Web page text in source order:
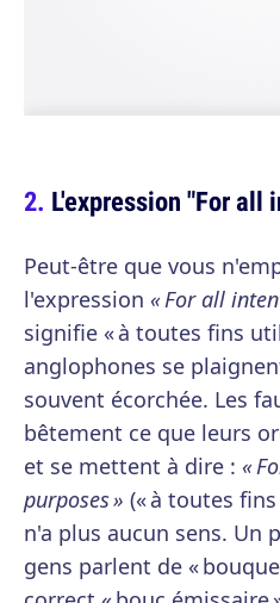
L'expression "For all
Peut-être que vous
l'expression « For all
signifie « à toutes fins
anglophones se
souvent écorchée. Les
bêtement ce que leurs
et se mettent à dire : «
purposes » (« à toutes
n'a plus aucun sens. Un
gens parlent de «